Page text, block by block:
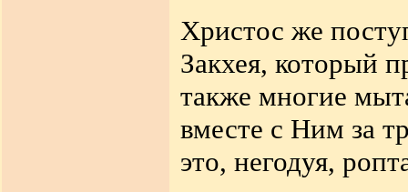
Христос же
Закхея, который
также многие
вместе с Ним за
это, негодуя,